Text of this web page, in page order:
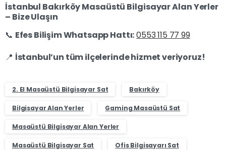
İstanbul Bakırköy Masaüstü Bilgisayar Alan Yerler
– Bize Ulaşın
📞 Efes Bilişim Whatsapp Hattı:0553 115 77 99
📍 İstanbul’un tüm ilçelerinde hizmet veriyoruz!
2. El Masaüstü Bilgisayar Sat Bakırköy
Bilgisayar Alan Yerler Gaming Masaüstü Sat
Masaüstü Bilgisayar Alan Yerler
Masaüstü Bilgisayar Sat Ofis Bilgisayarı Sat